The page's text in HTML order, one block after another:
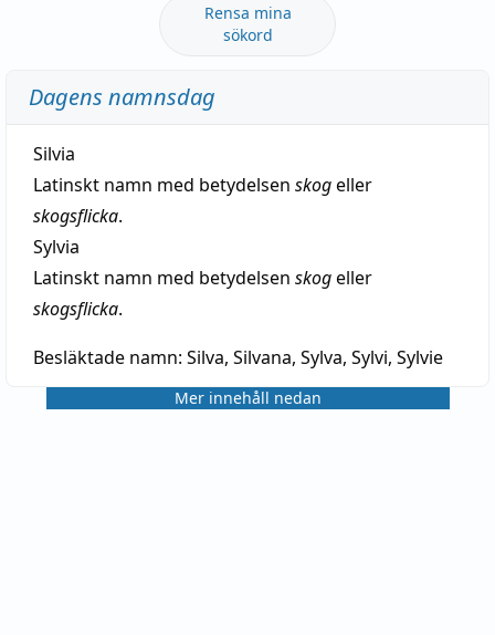
Rensa mina
sökord
Dagens namnsdag
Silvia
Latinskt namn med betydelsen skogeller
skogsflicka.
Sylvia
Latinskt namn med betydelsen skogeller
skogsflicka.
Besläktade namn: Silva, Silvana, Sylva, Sylvi, Sylvie
Mer innehåll nedan